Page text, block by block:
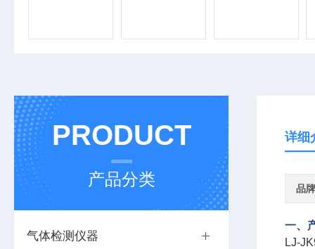
PRODUCT
产品分类
气体检测仪器
详细
品牌
一、
LJ-